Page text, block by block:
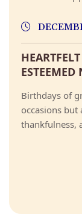
Birthdays of
occasions
thankfulness,